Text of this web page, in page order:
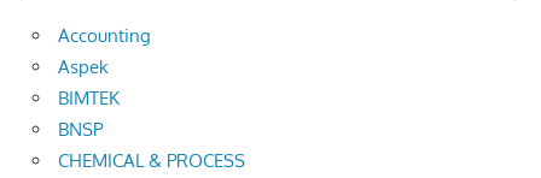
Accounting
Aspek
BIMTEK
BNSP
CHEMICAL & PROCESS